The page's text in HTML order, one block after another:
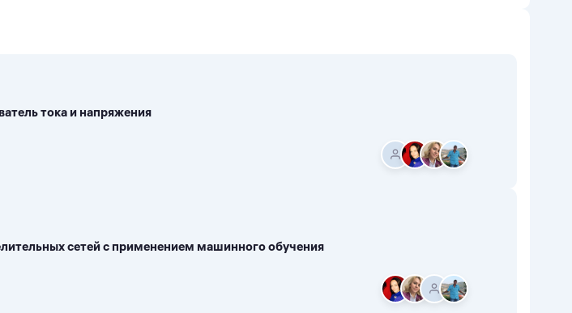
тока и напряжения
сетей с применением машинного обучения